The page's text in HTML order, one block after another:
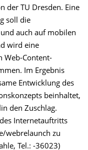
der TU Dresden. Eine
soll die
auch auf mobilen
wird eine
Web-Content-
Im Ergebnis
Entwicklung des
beinhaltet,
den Zuschlag.
Internetauftritts
webrelaunch zu
Tel.: -36023)